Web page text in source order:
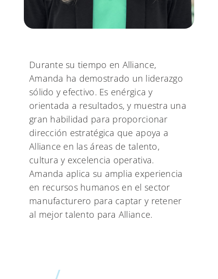
Durante su tiempo en Alliance,
Amanda ha demostrado un liderazgo
sólido y efectivo. Es enérgica y
orientada a resultados, y muestra una
gran habilidad para proporcionar
dirección estratégica que apoya a
Alliance en las áreas de talento,
cultura y excelencia operativa.
Amanda aplica su amplia experiencia
en recursos humanos en el sector
manufacturero para captar y retener
al mejor talento para Alliance.